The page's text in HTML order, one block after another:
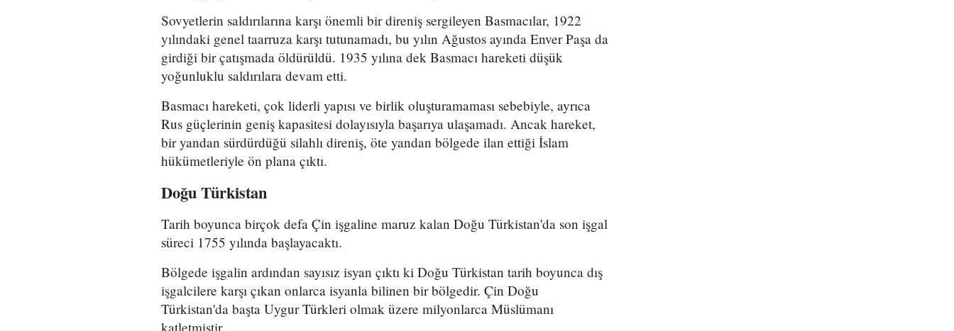
Sovyetlerin saldırılarına karşı önemli bir direniş sergileyen Basmacılar, 1922
yılındaki genel taarruza karşı tutunamadı, bu yılın Ağustos ayında Enver Paşa da
girdiği bir çatışmada öldürüldü. 1935 yılına dek Basmacı hareketi düşük
yoğunluklu saldırılara devam etti.
Basmacı hareketi, çok liderli yapısı ve birlik oluşturamaması sebebiyle, ayrıca
Rus güçlerinin geniş kapasitesi dolayısıyla başarıya ulaşamadı. Ancak hareket,
bir yandan sürdürdüğü silahlı direniş, öte yandan bölgede ilan ettiği İslam
hükümetleriyle ön plana çıktı.
Doğu Türkistan
Tarih boyunca birçok defa Çin işgaline maruz kalan Doğu Türkistan'da son işgal
süreci 1755 yılında başlayacaktı.
Bölgede işgalin ardından sayısız isyan çıktı ki Doğu Türkistan tarih boyunca dış
işgalcilere karşı çıkan onlarca isyanla bilinen bir bölgedir. Çin Doğu
Türkistan'da başta Uygur Türkleri olmak üzere milyonlarca Müslümanı
katletmiştir.